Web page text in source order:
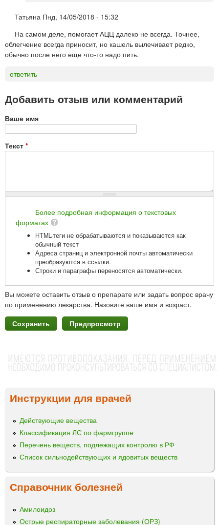
Татьяна Пнд, 14/05/2018 - 15:32
На самом деле, помогает АЦЦ далеко не всегда. Точнее,
облегчение всегда приносит, но кашель вылечивает редко,
обычно после него еще что-то надо пить.
ответить
Добавить отзыв или комментарий
Ваше имя
Текст *
Более подробная информация о текстовых
форматах
HTML-теги не обрабатываются и показываются как
обычный текст
Адреса страниц и электронной почты автоматически
преобразуются в ссылки.
Строки и параграфы переносятся автоматически.
Вы можете оставить отзыв о препарате или задать вопрос врачу
по применению лекарства. Назовите ваше имя и возраст.
Инструкции для врачей
Действующие вещества
Классификация ЛС по фармгруппе
Перечень веществ, подлежащих контролю в РФ
Список сильнодействующих и ядовитых веществ
Справочник болезней
Амилоидоз
Острые респираторные заболевания (ОРЗ)